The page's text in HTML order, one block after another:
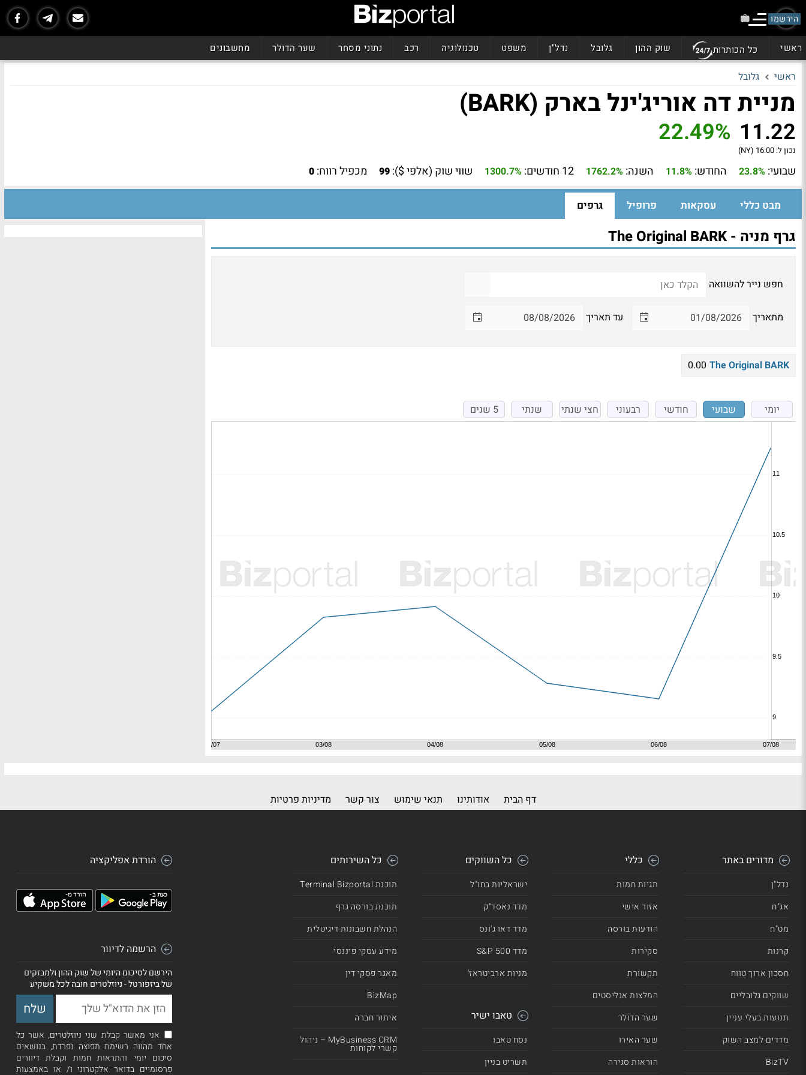
הירשמו
ראשי כל הכותרות שוק ההון גלובל נדל"ן משפט טכנולוגיה רכב נתוני מסחר שער הדולר מחשבונים
ראשי גלובל
מניית דה אוריג'ינל בארק (BARK)
11.22
22.49%
נכון ל: 16:00 (NY)
שבועי: 23.8% החודש: 11.8% השנה: 1762.2% 12 חודשים: 1300.7% שווי שוק (אלפי $): 99 מכפיל רווח: 0
מבט כללי עסקאות פרופיל גרפים
גרף מניה - The Original BARK
חפש נייר להשוואה
מתאריך עד תאריך
The Original BARK
0.00
יומי שבועי חודשי רבעוני חצי שנתי שנתי 5 שנים
דף הבית אודותינו תנאי שימוש צור קשר מדיניות פרטיות
מדורים באתר
נדל"ן
אג"ח
מט"ח
קרנות
חסכון ארוך טווח
שווקים גלובליים
תנועות בעלי עניין
מדדים למצב השוק
BizTV
כללי
תגיות חמות
אזור אישי
הודעות בורסה
סקירות
תקשורת
המלצות אנליסטים
שער הדולר
שער האירו
הוראות סגירה
כל השווקים
ישראליות בחו"ל
מדד נאסד"ק
מדד דאו ג'ונס
מדד 500 S&P
מניות ארביטראז'
טאבו ישיר
נסח טאבו
תשריט בניין
כל השירותים
תוכנת Terminal Bizportal
תוכנת בורסה גרף
הנהלת חשבונות דיגיטלית
מידע עסקי פיננסי
מאגר פסקי דין
BizMap
איתור חברה
MyBusiness CRM – ניהול
קשרי לקוחות
הורדת אפליקציה
הרשמה לדיוור
הירשם לסיכום היומי של שוק ההון ולמבזקים
של ביזפורטל - ניוזלטרים חובה לכל משקיע
אני מאשר קבלת שני ניוזלטרים, אשר כל
אחד מהווה רשימת תפוצה נפרדת, בנושאים
סיכום יומי והתראות חמות וקבלת דיוורים
פרסומיים בדואר אלקטרוני ו/ או באמצעות